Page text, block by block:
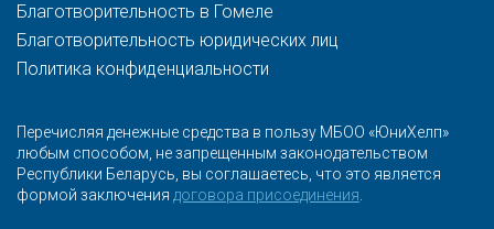
Благотворительность в Гомеле
Благотворительность юридических лиц
Политика конфиденциальности
Перечисляя денежные средства в пользу МБОО «ЮниХелп»
любым способом, не запрещенным законодательством
Республики Беларусь, вы соглашаетесь, что это является
формой заключения договора присоединения.